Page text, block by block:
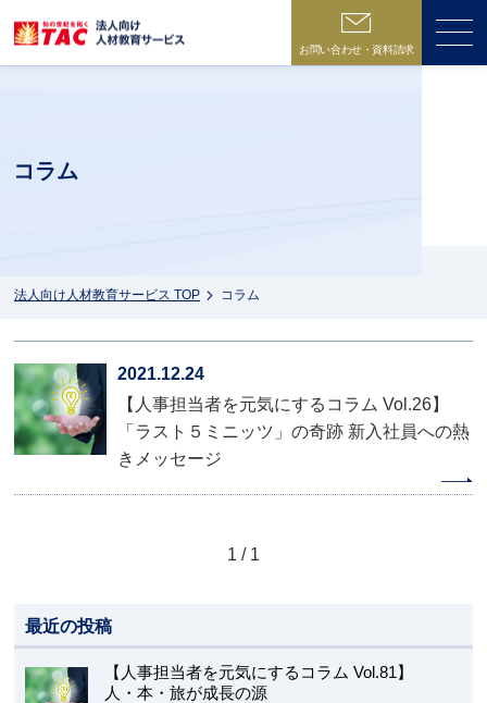
お問い合わせ・資料請求
コラム
法人向け人材教育サービス TOP コラム
2021.12.24
【人事担当者を元気にするコラム Vol.26】
「ラスト５ミニッツ」の奇跡 新入社員への熱
きメッセージ
1 / 1
最近の投稿
【人事担当者を元気にするコラム Vol.81】
人・本・旅が成長の源